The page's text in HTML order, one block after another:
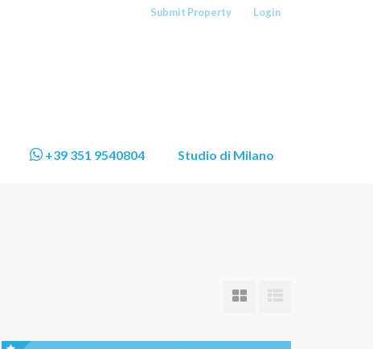
Submit Property Login
+39 351 9540804 Studio di Milano